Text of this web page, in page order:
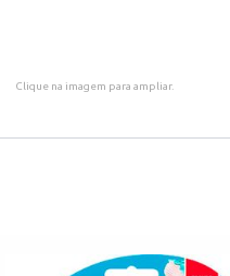
Clique na imagem para ampliar.